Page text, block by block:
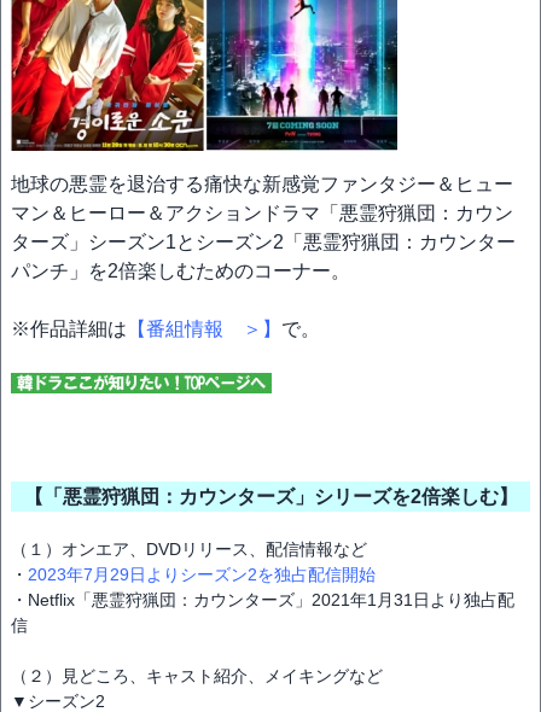
地球の悪霊を退治する痛快な新感覚ファンタジー＆ヒュー
マン＆ヒーロー＆アクションドラマ「悪霊狩猟団：カウン
ターズ」シーズン1とシーズン2「悪霊狩猟団：カウンター
パンチ」を2倍楽しむためのコーナー。
※作品詳細は 【番組情報 ＞】 で。
【「悪霊狩猟団：カウンターズ」シリーズを2倍楽しむ】
（１）オンエア、DVDリリース、配信情報など
・ 2023年7月29日よりシーズン2を独占配信開始
・Netflix「悪霊狩猟団：カウンターズ」2021年1月31日より独占配
信
（２）見どころ、キャスト紹介、メイキングなど
▼シーズン2